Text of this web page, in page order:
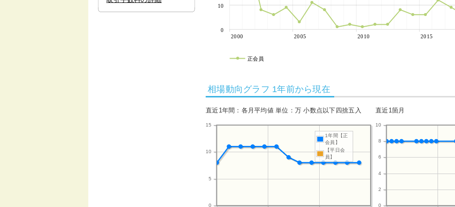
2000 2005 2010 2015
0
10
正会員
相場動向グラフ 1年前から現在
直近1年間：各月平均値 単位：万 小数点以下四捨五入 直近1箇月
0
5
10
15
1年間【正
会員】
【平日会
員】
0
2
4
6
8
10